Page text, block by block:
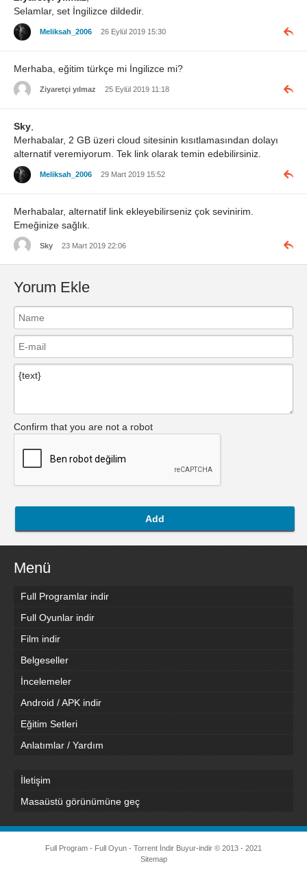
Selamlar, set İngilizce dildedir.
Meliksah_2006 26 Eylül 2019 15:30
Merhaba, eğitim türkçe mi İngilizce mi?
Ziyaretçi yılmaz 25 Eylül 2019 11:18
Sky
Merhabalar, 2 GB üzeri cloud sitesinin kısıtlamasından dolayı
alternatif veremiyorum. Tek link olarak temin edebilirsiniz.
Meliksah_2006 29 Mart 2019 15:52
Merhabalar, alternatif link ekleyebilirseniz çok sevinirim.
Emeğinize sağlık.
Sky 23 Mart 2019 22:06
Yorum Ekle
Confirm that you are not a robot
Add
Menü
Full Programlar indir
Full Oyunlar indir
Film indir
Belgeseller
İncelemeler
Android / APK indir
Eğitim Setleri
Anlatımlar / Yardım
İletişim
Masaüstü görünümüne geç
Full Program - Full Oyun - Torrent İndir Buyur-indir © 2013 - 2021
Sitemap